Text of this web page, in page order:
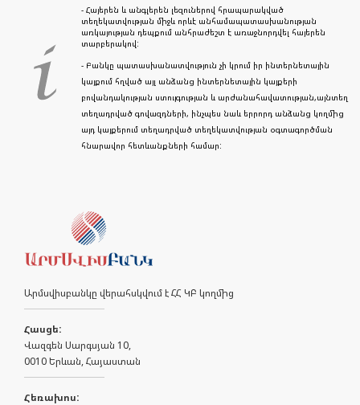
- Հայերեն և անգլերեն լեզուներով հրապարակված
տեղեկատվության միջև որևէ անհամապատասխանության
առկայության դեպքում անհրաժեշտ է առաջնորդվել հայերեն
տարբերակով:
- Բանկը պատասխանատվություն չի կրում իր ինտերնետային
կայքում հղված այլ անձանց ինտերնետային կայքերի
բովանդակության ստույգության և արժանահավատության,այնտեղ
տեղադրված գովազդների, ինչպես նաև երրորդ անձանց կողմից
այդ կայքերում տեղադրված տեղեկատվության օգտագործման
հնարավոր հետևանքների համար:
Արմսվիսբանկը վերահսկվում է ՀՀ ԿԲ կողմից
Հասցե:
Վազգեն Սարգսյան 10,
0010 Երևան, Հայաստան
Հեռախոս: